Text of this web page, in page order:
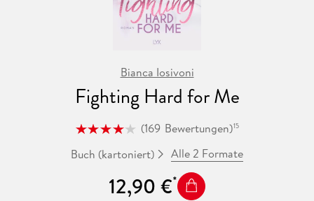
Bianca Iosivoni
Fighting Hard for Me
(169 Bewertungen)15
Buch (kartoniert) Alle 2 Formate
12,90 €